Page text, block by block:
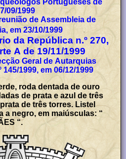
09/1999
de Assembleia de
em 23/10/1999
da República n.º 270,
A de 19/11/1999
Geral de Autarquias
1999, em 06/12/1999
roda dentada de ouro
de prata e azul de três
de três torres. Listel
a negro, em maiúsculas: “
“.